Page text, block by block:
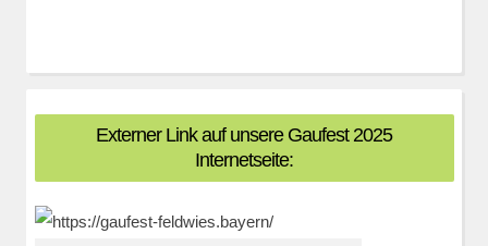
Externer Link auf unsere Gaufest 2025
Internetseite: